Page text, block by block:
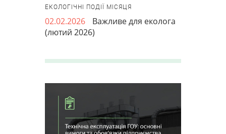
ЕКОЛОГІЧНІ ПОДІЇ МІСЯЦЯ
02.02.2026
Важливе для еколога
(лютий 2026)